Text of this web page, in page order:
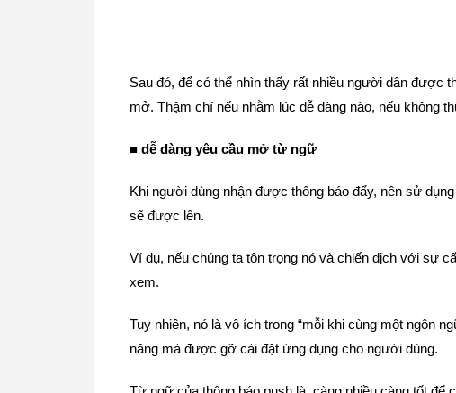
Sau đó, để có thể nhìn thấy rất nhiều người dân được
mở. Thậm chí nếu nhằm lúc dễ dàng nào, nếu không
■ dễ dàng yêu cầu mở từ ngữ
Khi người dùng nhận được thông báo đẩy, nên sử
sẽ được lên.
Ví dụ, nếu chúng ta tôn trọng nó và chiến dịch với sự
xem.
Tuy nhiên, nó là vô ích trong “mỗi khi cùng một ngôn
năng mà được gỡ cài đặt ứng dụng cho người dùng.